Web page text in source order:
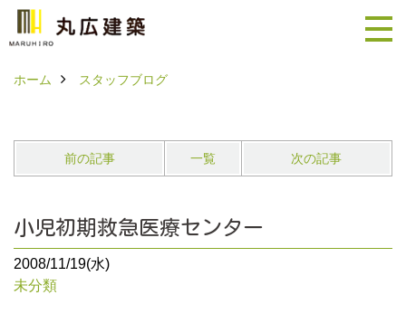
ホーム スタッフブログ
前の記事 一覧 次の記事
小児初期救急医療センター
2008/11/19(水)
未分類